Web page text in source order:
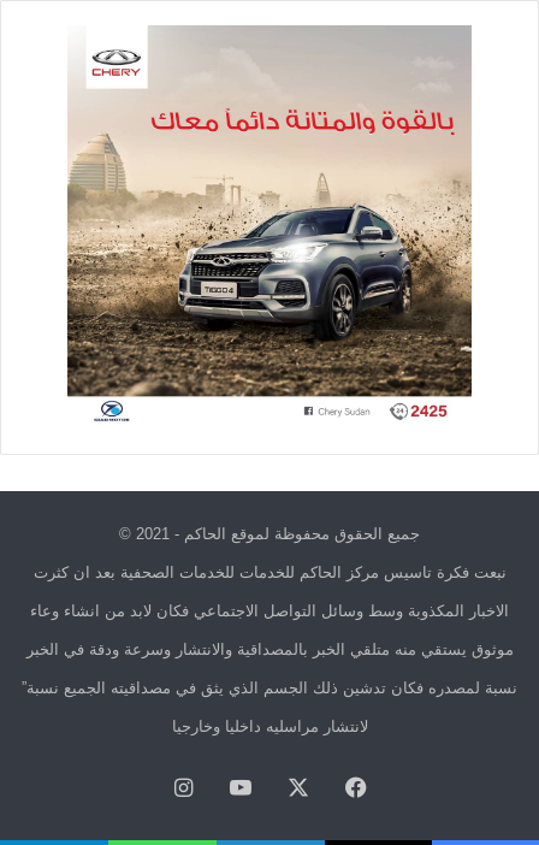
جميع الحقوق محفوظة لموقع الحاكم - 2021 ©
نبعت فكرة تاسيس مركز الحاكم للخدمات للخدمات الصحفية بعد ان كثرت
الاخبار المكذوبة وسط وسائل التواصل الاجتماعي فكان لابد من انشاء وعاء
موثوق يستقي منه متلقي الخبر بالمصداقية والانتشار وسرعة ودقة في الخبر
نسبة لمصدره فكان تدشين ذلك الجسم الذي يثق في مصداقيته الجميع نسبة”
لانتشار مراسليه داخليا وخارجيا
فيسبوك يوتيوبانستقرام